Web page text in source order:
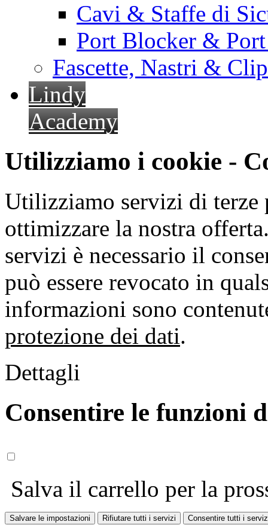
Cavi & Staffe di
Port Blocker &
Fascette, Nastri &
Lindy
Academy
Utilizziamo i cookie -
Utilizziamo servizi di terze
ottimizzare la nostra
servizi è necessario il
può essere revocato in
informazioni sono
protezione dei dati.
Dettagli
Consentire le funzioni
Salva il carrello per la
Salvare le impostazioni Rifiutare tutti i servizi Consentire tutti i